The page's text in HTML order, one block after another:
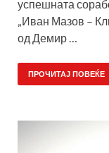
успешната
„Иван Мазов –
од Демир …
ПРОЧИТАЈ ПОВЕЌЕ